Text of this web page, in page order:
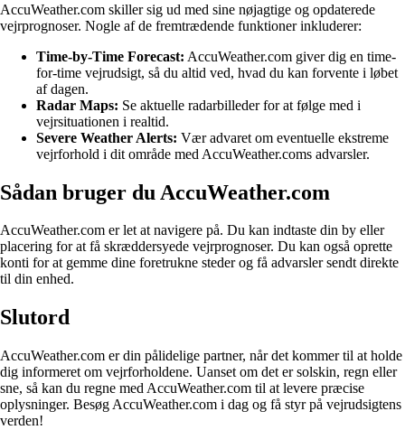
AccuWeather.com skiller sig ud med sine nøjagtige og opdaterede
vejrprognoser. Nogle af de fremtrædende funktioner inkluderer:
Time-by-Time Forecast: AccuWeather.com giver dig en time-
for-time vejrudsigt, så du altid ved, hvad du kan forvente i løbet
af dagen.
Radar Maps: Se aktuelle radarbilleder for at følge med i
vejrsituationen i realtid.
Severe Weather Alerts: Vær advaret om eventuelle ekstreme
vejrforhold i dit område med AccuWeather.coms advarsler.
Sådan bruger du AccuWeather.com
AccuWeather.com er let at navigere på. Du kan indtaste din by eller
placering for at få skræddersyede vejrprognoser. Du kan også oprette
konti for at gemme dine foretrukne steder og få advarsler sendt direkte
til din enhed.
Slutord
AccuWeather.com er din pålidelige partner, når det kommer til at holde
dig informeret om vejrforholdene. Uanset om det er solskin, regn eller
sne, så kan du regne med AccuWeather.com til at levere præcise
oplysninger. Besøg AccuWeather.com i dag og få styr på vejrudsigtens
verden!